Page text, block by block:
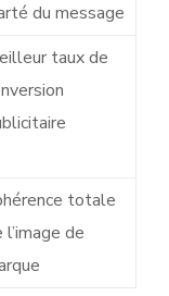
du message
taux de
totale
l’image de